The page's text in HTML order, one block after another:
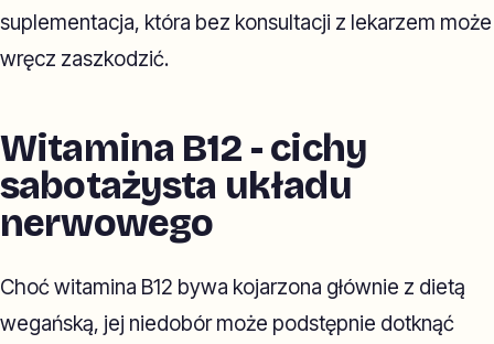
suplementacja, która bez konsultacji z lekarzem może
wręcz zaszkodzić.
Witamina B12 - cichy
sabotażysta układu
nerwowego
Choć witamina B12 bywa kojarzona głównie z dietą
wegańską, jej niedobór może podstępnie dotknąć